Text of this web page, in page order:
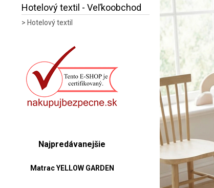
Hotelový textil - Veľkoobchod
Hotelový textil
Najpredávanejšie
Matrac YELLOW GARDEN